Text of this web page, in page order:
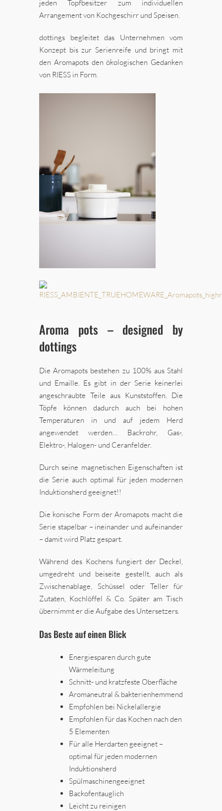
jeden Topfbesitzer zum individuellen
Arrangement von Kochgeschirr und Speisen.
dottings begleitet das Unternehmen vom
Konzept bis zur Serienreife und bringt mit
den Aromapots den ökologischen Gedanken
von RIESS in Form.
Aroma pots – designed by
dottings
Die Aromapots bestehen zu 100% aus Stahl
und Emaille. Es gibt in der Serie keinerlei
angeschraubte Teile aus Kunststoffen. Die
Töpfe können dadurch auch bei hohen
Temperaturen in und auf jedem Herd
angewendet werden… Backrohr, Gas-,
Elektro-, Halogen- und Ceranfelder.
Durch seine magnetischen Eigenschaften ist
die Serie auch optimal für jeden modernen
Induktionsherd geeignet!!
Die konische Form der Aromapots macht die
Serie stapelbar – ineinander und aufeinander
– damit wird Platz gespart.
Während des Kochens fungiert der Deckel,
umgedreht und beiseite gestellt, auch als
Zwischenablage, Schüssel oder Teller für
Zutaten, Kochlöffel & Co. Später am Tisch
übernimmt er die Aufgabe des Untersetzers.
Das Beste auf einen Blick
Energiesparen durch gute
Wärmeleitung
Schnitt- und kratzfeste Oberfläche
Aromaneutral & bakterienhemmend
Empfohlen bei Nickelallergie
Empfohlen für das Kochen nach den
5 Elementen
Für alle Herdarten geeignet –
optimal für jeden modernen
Induktionsherd
Spülmaschinengeeignet
Backofentauglich
Leicht zu reinigen